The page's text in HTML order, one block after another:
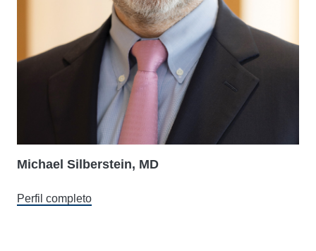
Michael Silberstein, MD
Perfil completo